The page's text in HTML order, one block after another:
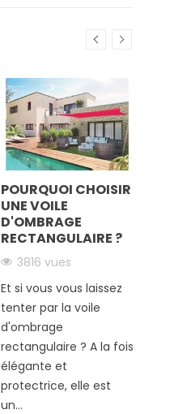
POURQUOI CHOISIR
UNE VOILE
D'OMBRAGE
RECTANGULAIRE ?
3816 vues
Et si vous vous laissez
tenter par la voile
d'ombrage
rectangulaire ? A la fois
élégante et
protectrice, elle est
un...